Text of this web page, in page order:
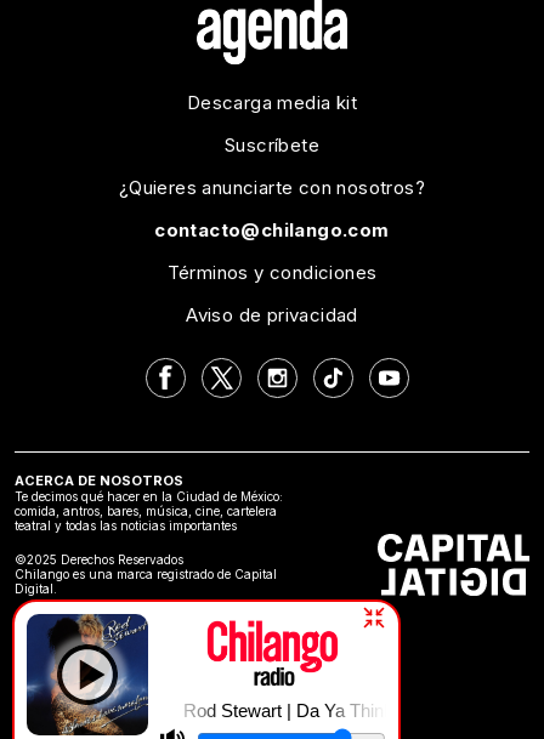
Rod Stewart | Da Ya Think I'm Sexy?
Descarga media kit
Suscríbete
¿Quieres anunciarte con nosotros?
contacto@chilango.com
Términos y condiciones
Aviso de privacidad
ACERCA DE NOSOTROS
Te decimos qué hacer en la Ciudad de México:
comida, antros, bares, música, cine, cartelera
teatral y todas las noticias importantes
©2025 Derechos Reservados
Chilango es una marca registrado de Capital
Digital.